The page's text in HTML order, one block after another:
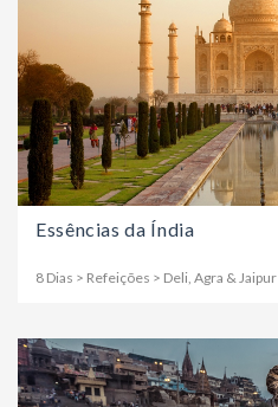
Essências da Índia
8 Dias > Refeições > Deli, Agra & Jaipur